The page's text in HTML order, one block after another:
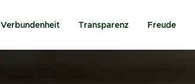
Verbundenheit Transparenz Freude